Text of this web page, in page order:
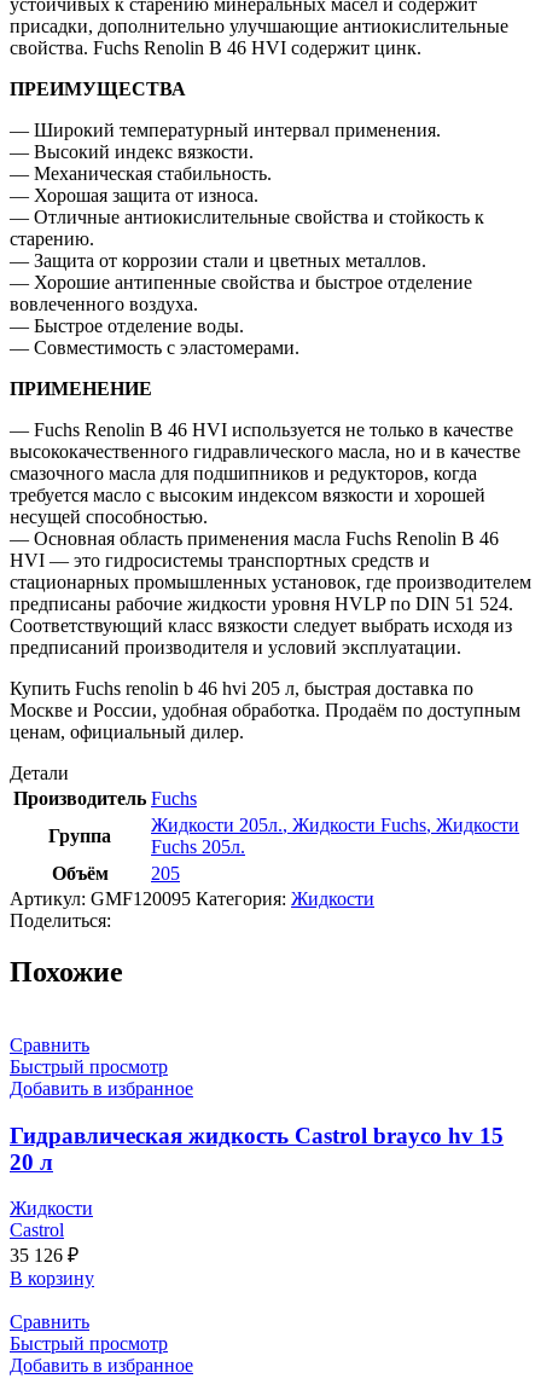
устойчивых к старению минеральных масел и содержит
присадки, дополнительно улучшающие антиокислительные
свойства. Fuchs Renolin B 46 HVI содержит цинк.
ПРЕИМУЩЕСТВА
— Широкий температурный интервал применения.
— Высокий индекс вязкости.
— Механическая стабильность.
— Хорошая защита от износа.
— Отличные антиокислительные свойства и стойкость к
старению.
— Защита от коррозии стали и цветных металлов.
— Хорошие антипенные свойства и быстрое отделение
вовлеченного воздуха.
— Быстрое отделение воды.
— Совместимость с эластомерами.
ПРИМЕНЕНИЕ
— Fuchs Renolin B 46 HVI используется не только в качестве
высококачественного гидравлического масла, но и в качестве
смазочного масла для подшипников и редукторов, когда
требуется масло с высоким индексом вязкости и хорошей
несущей способностью.
— Основная область применения масла Fuchs Renolin B 46
HVI — это гидросистемы транспортных средств и
стационарных промышленных установок, где производителем
предписаны рабочие жидкости уровня HVLP по DIN 51 524.
Соответствующий класс вязкости следует выбрать исходя из
предписаний производителя и условий эксплуатации.
Купить Fuchs renolin b 46 hvi 205 л, быстрая доставка по
Москве и России, удобная обработка. Продаём по доступным
ценам, официальный дилер.
Детали
Производитель Fuchs
Группа
Жидкости 205л., Жидкости Fuchs, Жидкости
Fuchs 205л.
Объём
205
Артикул: GMF120095 Категория: Жидкости
Поделиться:
Похожие
Сравнить
Быстрый просмотр
Добавить в избранное
Гидравлическая жидкость Castrol brayco hv 15
20 л
Жидкости
Castrol
35 126 ₽
В корзину
Сравнить
Быстрый просмотр
Добавить в избранное